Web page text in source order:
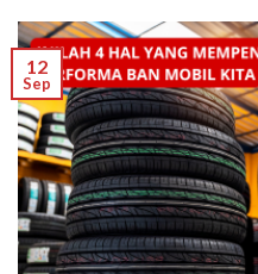
12
Sep